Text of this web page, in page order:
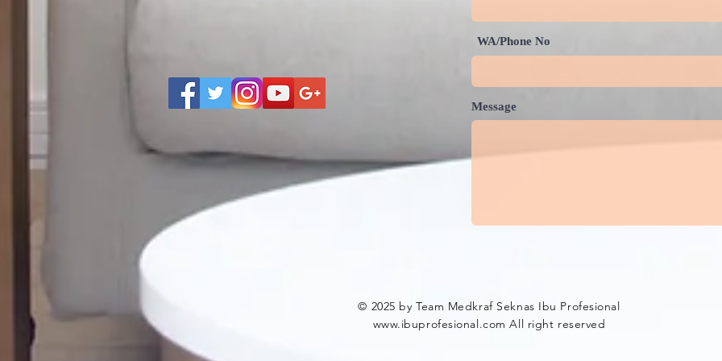
WA/Phone No
Message
© 2025 by Team Medkraf Seknas Ibu Profesional
www.ibuprofesional.com All right reserved